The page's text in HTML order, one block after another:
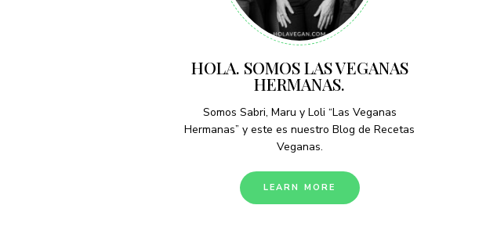
HOLA. SOMOS LAS VEGANAS
HERMANAS.
Somos Sabri, Maru y Loli “Las Veganas
Hermanas” y este es nuestro Blog de Recetas
Veganas.
LEARN MORE